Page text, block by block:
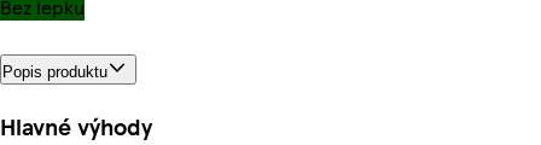
Bez lepku
Popis produktu
Hlavné výhody